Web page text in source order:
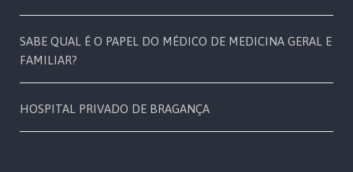
SABE QUAL É O PAPEL DO MÉDICO DE MEDICINA GERAL E
FAMILIAR?
HOSPITAL PRIVADO DE BRAGANÇA